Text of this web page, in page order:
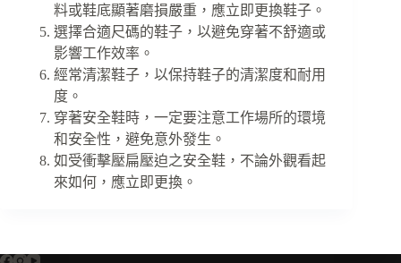
料或鞋底顯著磨損嚴重，應立即更換鞋子。
選擇合適尺碼的鞋子，以避免穿著不舒適或
影響工作效率。
經常清潔鞋子，以保持鞋子的清潔度和耐用
度。
穿著安全鞋時，一定要注意工作場所的環境
和安全性，避免意外發生。
如受衝擊壓扁壓迫之安全鞋，不論外觀看起
來如何，應立即更換。